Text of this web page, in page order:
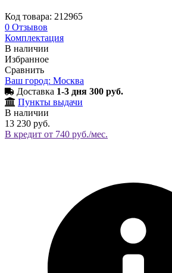
Код товара: 212965
0 Отзывов
Комплектация
В наличии
Избранное
Сравнить
Ваш город: Москва
Доставка 1-3 дня 300 руб.
Пункты выдачи
В наличии
13 230 руб.
В кредит от 740 руб./мес.